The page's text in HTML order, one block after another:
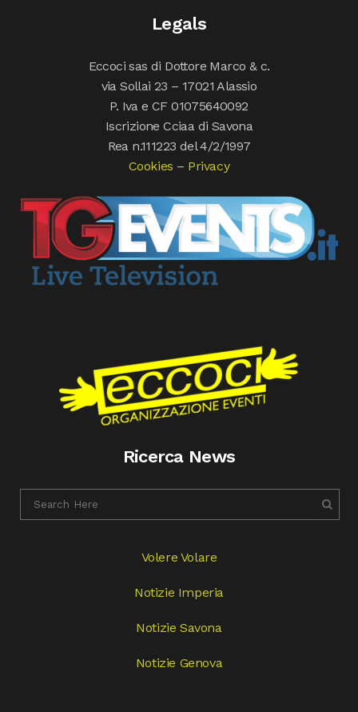
Legals
Eccoci sas di Dottore Marco & c.
via Sollai 23 – 17021 Alassio
P. Iva e CF 01075640092
Iscrizione Cciaa di Savona
Rea n.111223 del 4/2/1997
Cookies – Privacy
Ricerca News
Volere Volare
Notizie Imperia
Notizie Savona
Notizie Genova